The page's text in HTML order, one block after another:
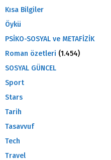
Kısa Bilgiler
Öykü
PSİKO-SOSYAL ve METAFİZİK
Roman özetleri (1.454)
SOSYAL GÜNCEL
Sport
Stars
Tarih
Tasavvuf
Tech
Travel